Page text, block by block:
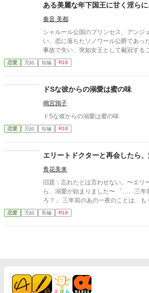
ある美麗な年下国王に甘く淫ら
奏音 美都
シャルール公国のプリンセス、アンジ
い、恋に落ちたソノワール公爵であっ
事故で失い、突如女王として戴冠する
支え続けた。 それから幾つもの困難
ェリーナと婚姻を結び、単なる女王の
アンジェリーナの誕生日。ルノーは彼
る。
恋愛 完結 短編 R18
ドSな彼からの溺愛は蜜の味
鳴宮鶉子
ドSな彼からの溺愛は蜜の味
恋愛 完結 短編 R18
エリートドクターと再会したら
青花美来
旧題：忘れたとは言わせない。〜エリ
ら、溺愛が始まりました〜 「……三年前、一緒に寝た間柄だ
ろ？」 三年前のあの一夜のことは、もう過去のことのはずなの
に。 一夜の過ちとして、もう忘れたはずなのに。 「忘れたとは言
わせねぇぞ？」 偶然再会したら、心も身体も翻弄されてしまっ
恋愛 完結 長編 R18